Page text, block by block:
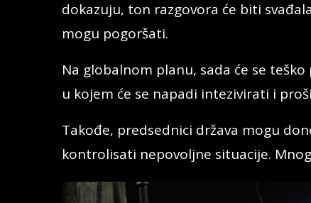
dokazuju, ton razgovora će biti
mogu pogoršati.
Na globalnom planu, sada će se
u kojem će se napadi intezivirati i
Takođe, predsednici država mogu
kontrolisati nepovoljne situacije.